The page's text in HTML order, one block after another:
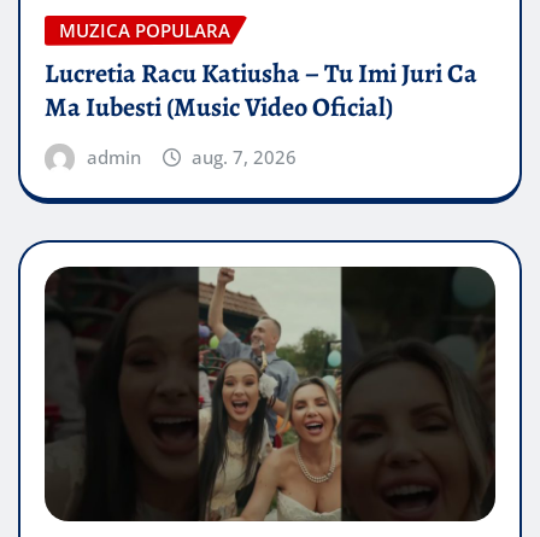
MUZICA POPULARA
Lucretia Racu Katiusha – Tu Imi Juri Ca
Ma Iubesti (Music Video Oficial)
admin aug. 7, 2026